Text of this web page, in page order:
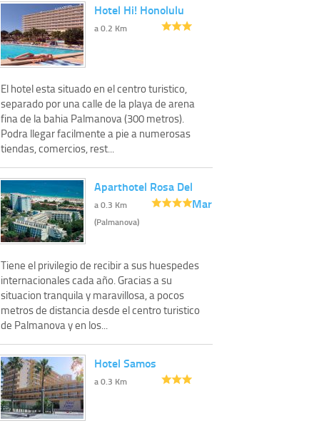
Hotel Hi! Honolulu
a 0.2 Km
El hotel esta situado en el centro turistico,
separado por una calle de la playa de arena
fina de la bahia Palmanova (300 metros).
Podra llegar facilmente a pie a numerosas
tiendas, comercios, rest...
Aparthotel Rosa Del
Mar
a 0.3 Km
(Palmanova)
Tiene el privilegio de recibir a sus huespedes
internacionales cada año. Gracias a su
situacion tranquila y maravillosa, a pocos
metros de distancia desde el centro turistico
de Palmanova y en los...
Hotel Samos
a 0.3 Km